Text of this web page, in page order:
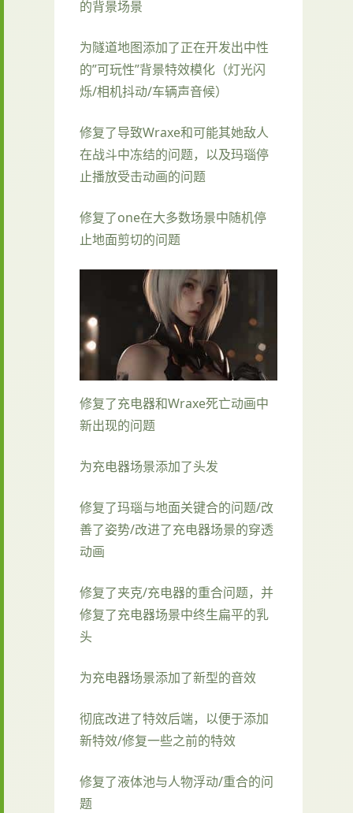
的背景场景
为隧道地图添加了正在开发出中性
的”可玩性”背景特效模化（灯光闪
烁/相机抖动/车辆声音候）
修复了导致Wraxe和可能其她敌人
在战斗中冻结的问题，以及玛瑙停
止播放受击动画的问题
修复了one在大多数场景中随机停
止地面剪切的问题
修复了充电器和Wraxe死亡动画中
新出现的问题
为充电器场景添加了头发
修复了玛瑙与地面关键合的问题/改
善了姿势/改进了充电器场景的穿透
动画
修复了夹克/充电器的重合问题，并
修复了充电器场景中终生扁平的乳
头
为充电器场景添加了新型的音效
彻底改进了特效后端，以便于添加
新特效/修复一些之前的特效
修复了液体池与人物浮动/重合的问
题